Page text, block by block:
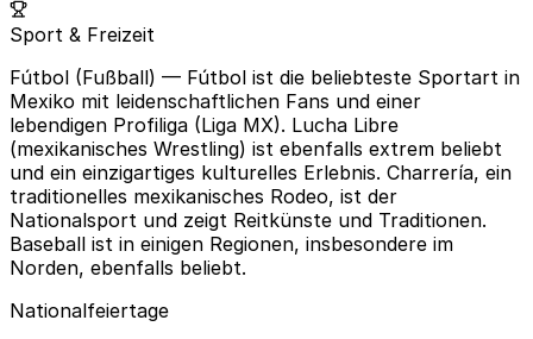
Sport & Freizeit
Fútbol (Fußball) — Fútbol ist die beliebteste Sportart in
Mexiko mit leidenschaftlichen Fans und einer
lebendigen Profiliga (Liga MX). Lucha Libre
(mexikanisches Wrestling) ist ebenfalls extrem beliebt
und ein einzigartiges kulturelles Erlebnis. Charrería, ein
traditionelles mexikanisches Rodeo, ist der
Nationalsport und zeigt Reitkünste und Traditionen.
Baseball ist in einigen Regionen, insbesondere im
Norden, ebenfalls beliebt.
Nationalfeiertage